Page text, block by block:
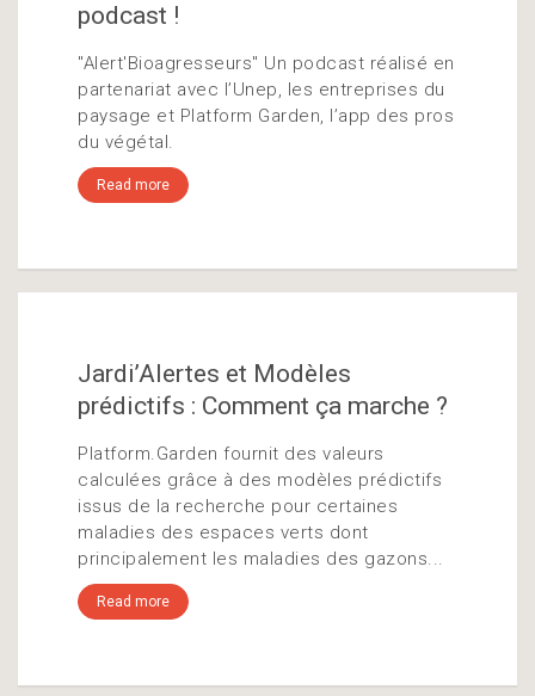
podcast !
"Alert'Bioagresseurs" Un podcast réalisé en
partenariat avec l’Unep, les entreprises du
paysage et Platform Garden, l’app des pros
du végétal.
Read more
Jardi’Alertes et Modèles
prédictifs : Comment ça marche ?
Platform.Garden fournit des valeurs
calculées grâce à des modèles prédictifs
issus de la recherche pour certaines
maladies des espaces verts dont
principalement les maladies des gazons...
Read more